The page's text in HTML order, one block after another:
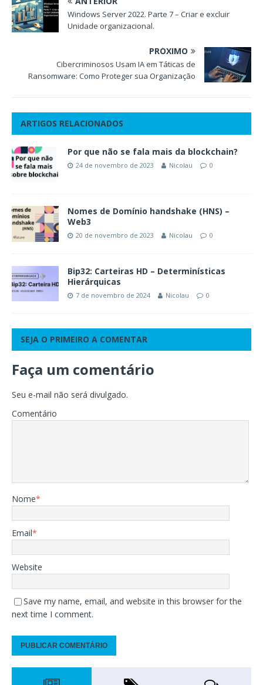
Windows Server 2022. Parte 7 – Criar e excluir
Unidade organizacional.
PRÓXIMO
Cibercriminosos Usam IA em Táticas de
Ransomware: Como Proteger sua Organização
ARTIGOS RELACIONADOS
Por que não se fala mais da blockchain?
24 de novembro de 2023 Nicolau 0
Nomes de Domínio handshake (HNS) –
Web3
20 de novembro de 2023 Nicolau 0
Bip32: Carteiras HD – Determinísticas
Hierárquicas
7 de novembro de 2024 Nicolau 0
SEJA O PRIMEIRO A COMENTAR
Faça um comentário
Seu e-mail não será divulgado.
Comentário
Nome*
Email*
Website
Save my name, email, and website in this browser for the
next time I comment.